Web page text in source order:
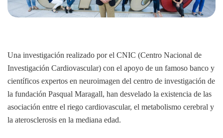
Una investigación realizado por el CNIC (Centro Nacional de
Investigación Cardiovascular) con el apoyo de un famoso banco y
científicos expertos en neuroimagen del centro de investigación de
la fundación Pasqual Maragall, han desvelado la existencia de las
asociación entre el riego cardiovascular, el metabolismo cerebral y
la aterosclerosis en la mediana edad.